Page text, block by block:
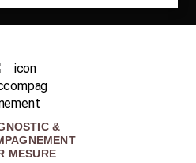
&
MESURE